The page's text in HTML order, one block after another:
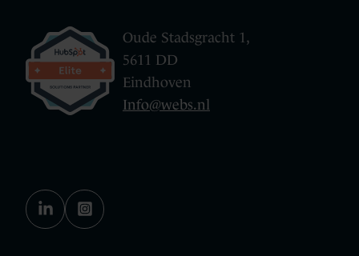
Oude Stadsgracht 1,
5611 DD
Eindhoven
Info@webs.nl